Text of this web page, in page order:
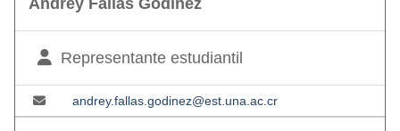
Andrey Fallas Godínez
Representante estudiantil
andrey.fallas.godinez@est.una.ac.cr